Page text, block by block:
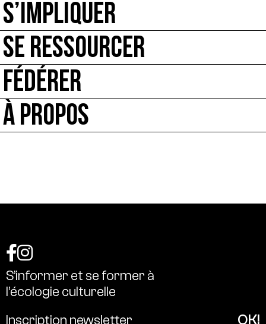
S’IMPLIQUER
SE RESSOURCER
FÉDÉRER
À PROPOS
S’informer et se former à
l’écologie culturelle